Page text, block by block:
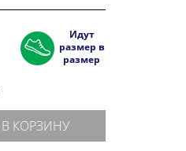
Идут
размер в
размер
В КОРЗИНУ